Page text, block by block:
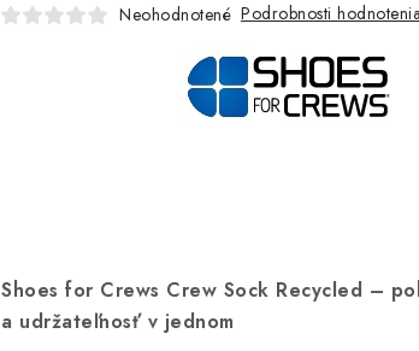
Neohodnotené Podrobnosti hodnotenia
Shoes for Crews Crew Sock Recycled –
a udržateľnosť v jednom